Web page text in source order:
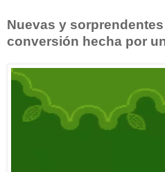
Nuevas y
conversión hecha por